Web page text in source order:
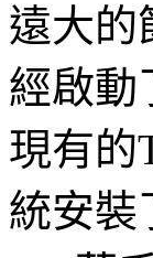
遠大的
經啟動
現有的
統安裝